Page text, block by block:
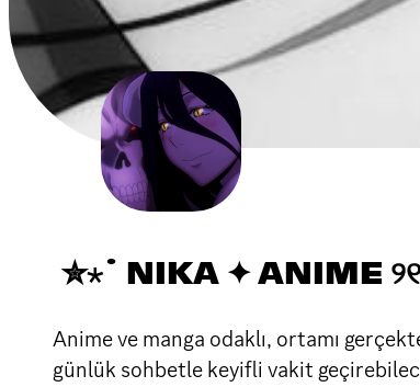
✮⋆˙ NIKA ✦ ANIME
Anime ve manga odaklı, ortamı
günlük sohbetle keyifli vakit